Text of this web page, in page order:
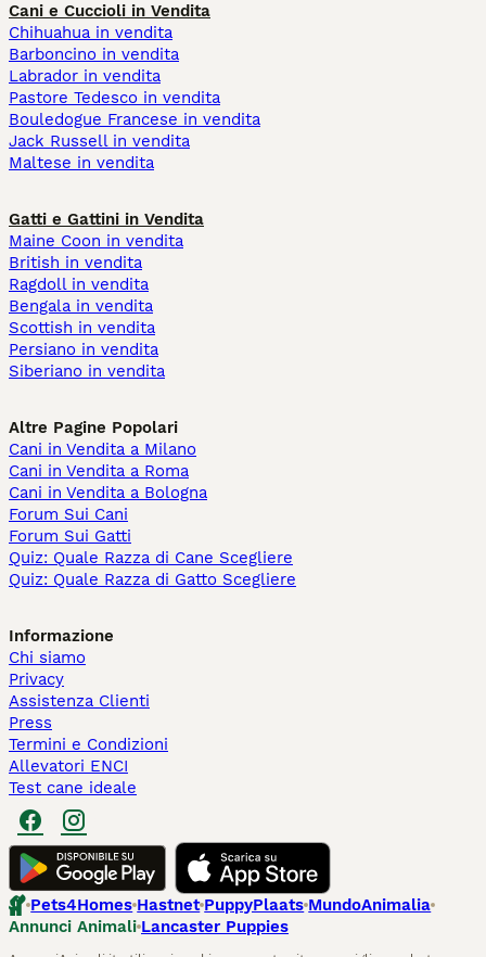
Cani e Cuccioli in Vendita
Chihuahua in vendita
Barboncino in vendita
Labrador in vendita
Pastore Tedesco in vendita
Bouledogue Francese in vendita
Jack Russell in vendita
Maltese in vendita
Gatti e Gattini in Vendita
Maine Coon in vendita
British in vendita
Ragdoll in vendita
Bengala in vendita
Scottish in vendita
Persiano in vendita
Siberiano in vendita
Altre Pagine Popolari
Cani in Vendita a Milano
Cani in Vendita a Roma
Cani in Vendita a Bologna
Forum Sui Cani
Forum Sui Gatti
Quiz: Quale Razza di Cane Scegliere
Quiz: Quale Razza di Gatto Scegliere
Informazione
Chi siamo
Privacy
Assistenza Clienti
Press
Termini e Condizioni
Allevatori ENCI
Test cane ideale
Pets4Homes Hastnet PuppyPlaats MundoAnimalia
Annunci Animali Lancaster Puppies